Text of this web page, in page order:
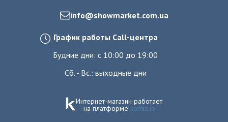
info@showmarket.com.ua
График работы Call-центра
Будние дни: с 10:00 до 19:00
Сб. - Вс.: выходные дни
Интернет-магазин работает
на платформе komiz.io